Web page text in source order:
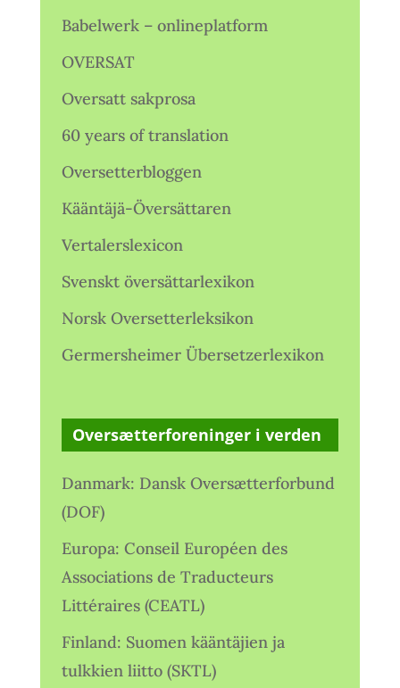
Babelwerk – onlineplatform
OVERSAT
Oversatt sakprosa
60 years of translation
Oversetterbloggen
Kääntäjä-Översättaren
Vertalerslexicon
Svenskt översättarlexikon
Norsk Oversetterleksikon
Germersheimer Übersetzerlexikon
Oversætterforeninger i verden
Danmark: Dansk Oversætterforbund
(DOF)
Europa: Conseil Européen des
Associations de Traducteurs
Littéraires (CEATL)
Finland: Suomen kääntäjien ja
tulkkien liitto (SKTL)